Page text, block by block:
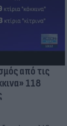
από τις
118